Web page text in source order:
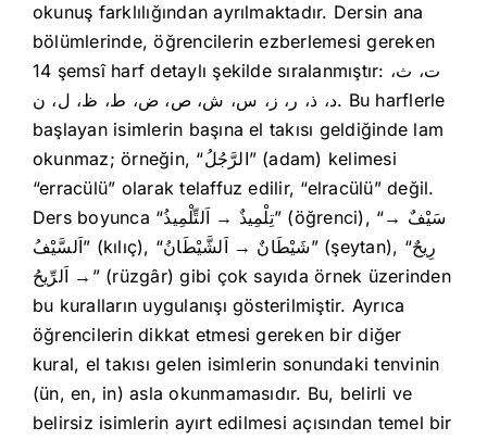
okunuş farklılığından ayrılmaktadır. Dersin ana
bölümlerinde, öğrencilerin ezberlemesi gereken
14 şemsî harf detaylı şekilde sıralanmıştır: ت، ث،
د، ذ، ر، ز، س، ش، ص، ض، ط، ظ، ل، ن. Bu harflerle
başlayan isimlerin başına el takısı geldiğinde lam
okunmaz; örneğin, “الرَّجُلُ” (adam) kelimesi
“erracülü” olarak telaffuz edilir, “elracülü” değil.
Ders boyunca “تِلْمِيذٌ → اَلتِّلْمِيذُ” (öğrenci), “سَيْفٌ →
اَلسَّيْفُ” (kılıç), “شَيْطَانٌ → اَلشَّيْطَانُ” (şeytan), “رِيحٌ
→ اَلرِّيحُ” (rüzgâr) gibi çok sayıda örnek üzerinden
bu kuralların uygulanışı gösterilmiştir. Ayrıca
öğrencilerin dikkat etmesi gereken bir diğer
kural, el takısı gelen isimlerin sonundaki tenvinin
(ün, en, in) asla okunmamasıdır. Bu, belirli ve
belirsiz isimlerin ayırt edilmesi açısından temel bir